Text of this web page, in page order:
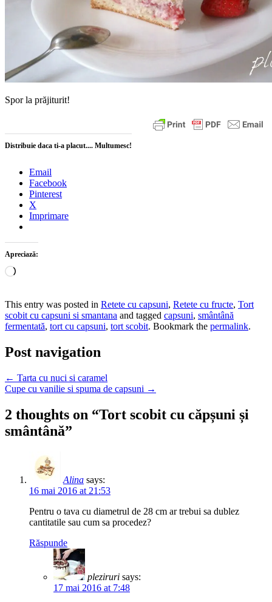
Spor la prăjiturit!
Distribuie daca ti-a placut.... Multumesc!
Email
Facebook
Pinterest
X
Imprimare
Apreciază:
Încarc...
This entry was posted in Retete cu capsuni, Retete cu fructe, Tort
scobit cu capsuni si smantana and tagged capsuni, smântână
fermentată, tort cu capsuni, tort scobit. Bookmark the permalink.
Post navigation
← Tarta cu nuci si caramel
Cupe cu vanilie si spuma de capsuni →
2 thoughts on “Tort scobit cu căpșuni și
smântână”
Alina says:
16 mai 2016 at 21:53
Pentru o tava cu diametrul de 28 cm ar trebui sa dublez
cantitatile sau cum sa procedez?
Răspunde
pleziruri says:
17 mai 2016 at 7:48